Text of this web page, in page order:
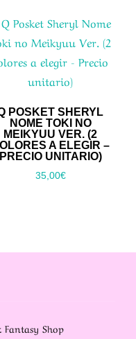
POSKET SHERYL
NOME TOKI NO
MEIKYUU VER. (2
A ELEGIR –
PRECIO UNITARIO)
35,00€
Shop